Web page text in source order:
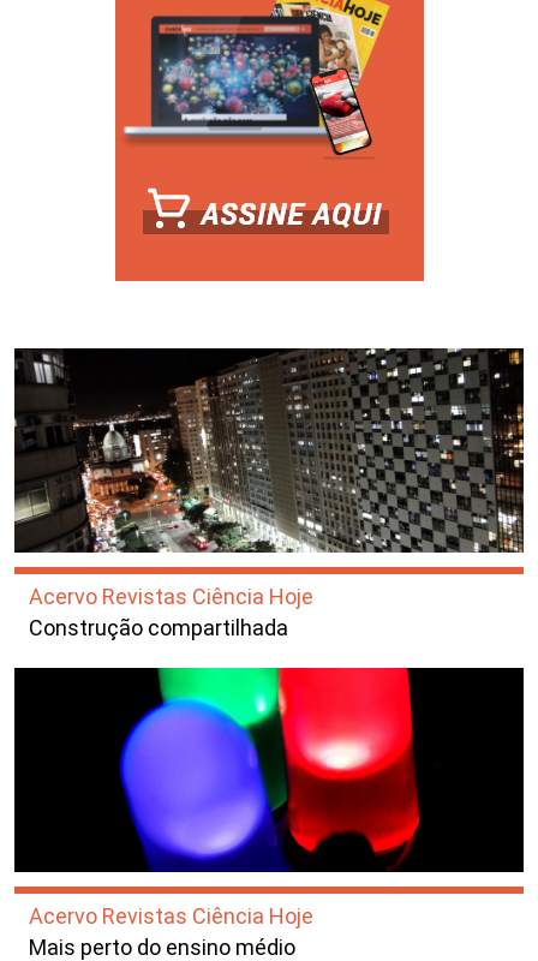
Acervo Revistas Ciência Hoje
Construção compartilhada
Acervo Revistas Ciência Hoje
Mais perto do ensino médio